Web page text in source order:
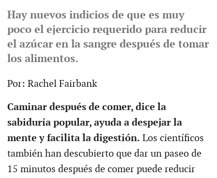
Hay nuevos indicios de que es muy
poco el ejercicio requerido para reducir
el azúcar en la sangre después de tomar
los alimentos.
Por: Rachel Fairbank
Caminar después de comer, dice la
sabiduría popular, ayuda a despejar la
mente y facilita la digestión. Los científicos
también han descubierto que dar un paseo de
15 minutos después de comer puede reducir